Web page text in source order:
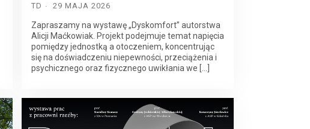
TD 29 MAJA 2026
Zapraszamy na wystawę „Dyskomfort” autorstwa
Alicji Maćkowiak. Projekt podejmuje temat napięcia
pomiędzy jednostką a otoczeniem, koncentrując
się na doświadczeniu niepewności, przeciążenia i
psychicznego oraz fizycznego uwikłania we […]